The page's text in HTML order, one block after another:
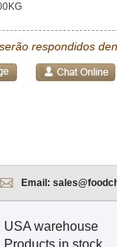
respondidos
Email:
USA warehouse
Products in stock